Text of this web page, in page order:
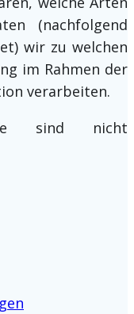
(nachfolgend
wir zu welchen
im Rahmen der
verarbeiten.
sind nicht